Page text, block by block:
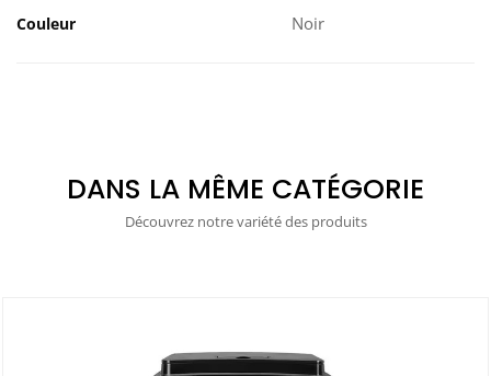
Couleur Noir
DANS LA MÊME CATÉGORIE
Découvrez notre variété des produits